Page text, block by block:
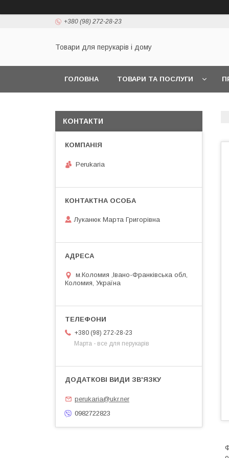
+380 (98) 272-28-23
Товари для перукарів і дому
ГОЛОВНА ТОВАРИ ТА ПОСЛУГИ
КОНТАКТИ
Perukaria
Луканюк Марта Григорівна
м.Коломия ,Івано-Франківська обл,
Коломия, Україна
+380 (98) 272-28-23
Марта - все для перукарів
perukaria@ukr.ner
0982722823